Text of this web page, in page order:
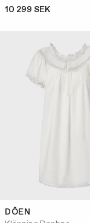
10 299 SEK
DÔEN